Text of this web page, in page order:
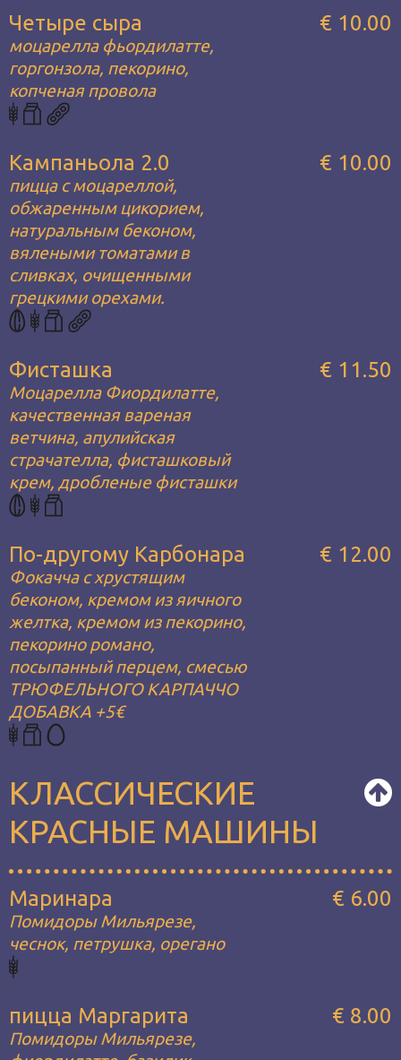
Четыре сыра
моцарелла фьордилатте,
горгонзола, пекорино,
копченая провола
€ 10.00
Кампаньола 2.0
пицца с моцареллой,
обжаренным цикорием,
натуральным беконом,
вялеными томатами в
сливках, очищенными
грецкими орехами.
€ 10.00
Фисташка
Моцарелла Фиордилатте,
качественная вареная
ветчина, апулийская
страчателла, фисташковый
крем, дробленые фисташки
€ 11.50
По-другому Карбонара
Фокачча с хрустящим
беконом, кремом из яичного
желтка, кремом из пекорино,
пекорино романо,
посыпанный перцем, смесью
ТРЮФЕЛЬНОГО КАРПАЧЧО
ДОБАВКА +5€
€ 12.00
КЛАССИЧЕСКИЕ
КРАСНЫЕ МАШИНЫ
Маринара
Помидоры Мильярезе,
чеснок, петрушка, орегано
€ 6.00
пицца Маргарита
Помидоры Мильярезе,
€ 8.00